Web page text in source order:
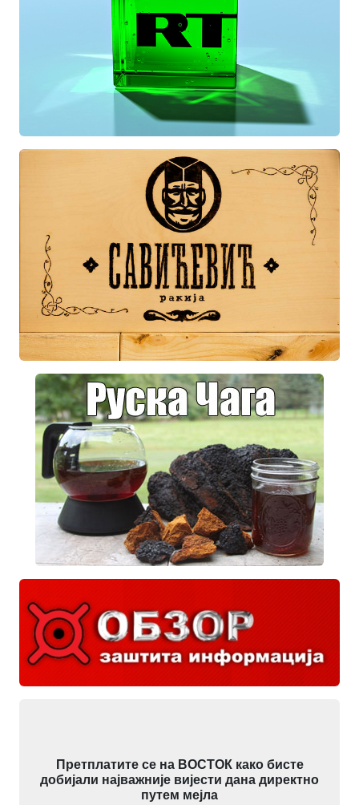
Претплатите се на ВОСТОК како бисте
добијали најважније вијести дана директно
путем мејла